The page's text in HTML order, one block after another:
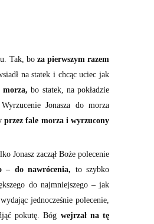
Tak, bo za pierwszym razem
na statek i chcąc uciec jak
morza, bo statek, na pokładzie
Jonasza do morza
przez fale morza i wyrzucony
Jonasz zaczął Boże polecenie
– do nawrócenia, to szybko
do najmniejszego – jak
wydając jednocześnie polecenie,
pokutę. Bóg wejrzał na tę